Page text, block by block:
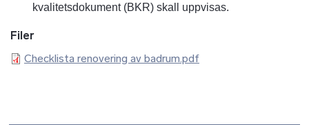
kvalitetsdokument (BKR) skall uppvisas.
Filer
Checklista renovering av badrum.pdf